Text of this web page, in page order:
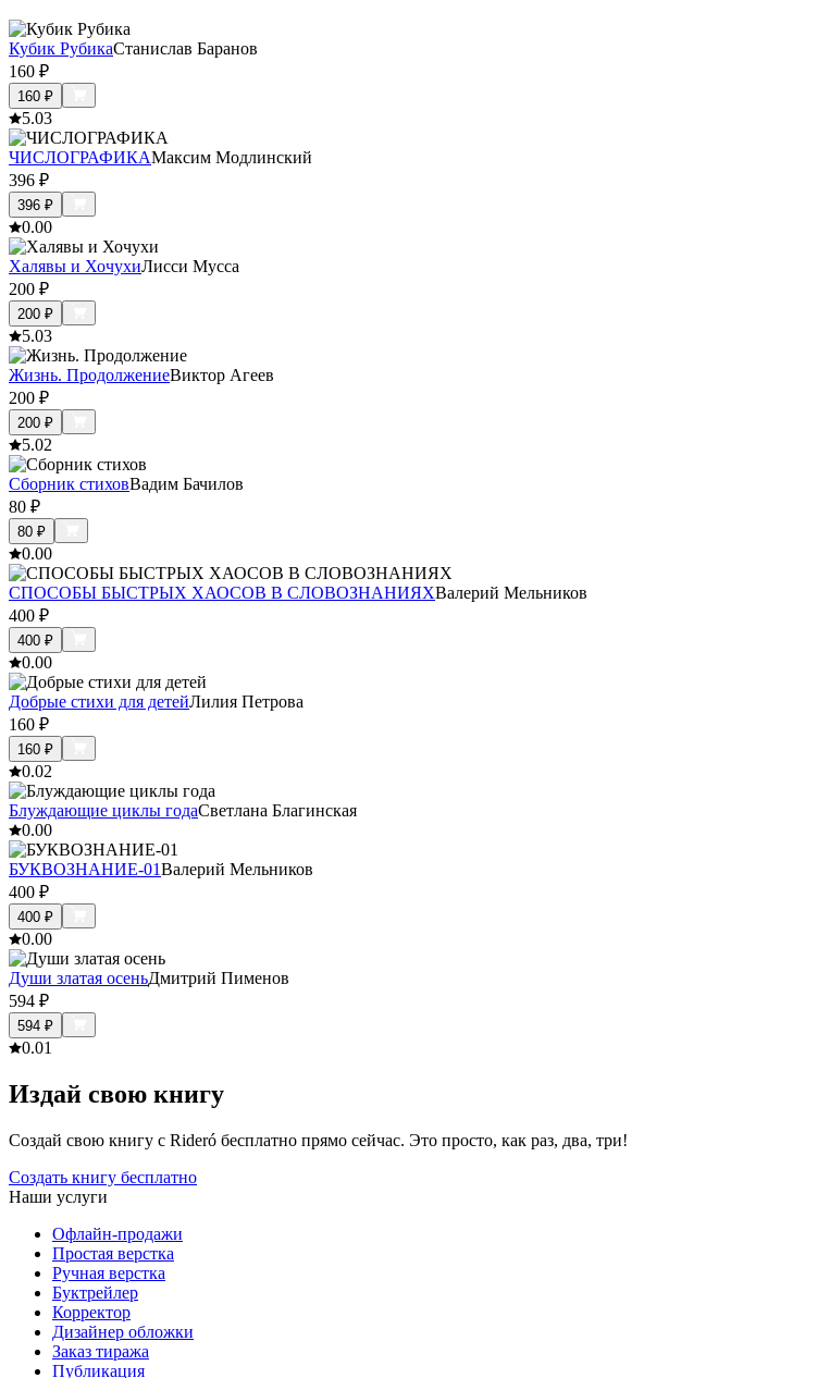
Кубик РубикаСтанислав Баранов
160 ₽
160 ₽
5.03
ЧИСЛОГРАФИКАМаксим Модлинский
396 ₽
396 ₽
0.00
Халявы и ХочухиЛисси Мусса
200 ₽
200 ₽
5.03
Жизнь. ПродолжениеВиктор Агеев
200 ₽
200 ₽
5.02
Сборник стиховВадим Бачилов
80 ₽
80 ₽
0.00
СПОСОБЫ БЫСТРЫХ ХАОСОВ В СЛОВОЗНАНИЯХВалерий Мельников
400 ₽
400 ₽
0.00
Добрые стихи для детейЛилия Петрова
160 ₽
160 ₽
0.02
Блуждающие циклы годаСветлана Благинская
0.00
БУКВОЗНАНИЕ-01Валерий Мельников
400 ₽
400 ₽
0.00
Души златая осеньДмитрий Пименов
594 ₽
594 ₽
0.01
Издай свою книгу
Создай свою книгу с Rideró бесплатно прямо сейчас. Это просто, как раз, два, три!
Создать книгу бесплатно
Наши услуги
Офлайн-продажи
Простая верстка
Ручная верстка
Буктрейлер
Корректор
Дизайнер обложки
Заказ тиража
Публикация